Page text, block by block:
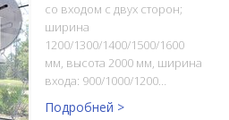
со входом с двух сторон;
ширина
1200/1300/1400/1500/1600
мм, высота 2000 мм, ширина
входа: 900/1000/1200…
Подробней >